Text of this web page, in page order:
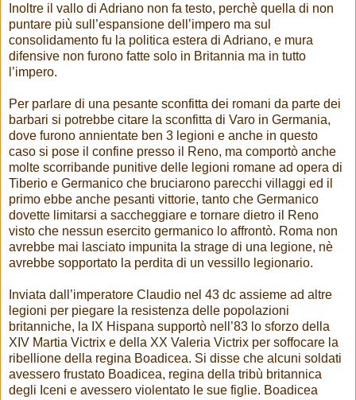
Inoltre il vallo di Adriano non fa testo, perchè quella di non
puntare più sull’espansione dell’impero ma sul
consolidamento fu la politica estera di Adriano, e mura
difensive non furono fatte solo in Britannia ma in tutto
l’impero.
Per parlare di una pesante sconfitta dei romani da parte dei
barbari si potrebbe citare la sconfitta di Varo in Germania,
dove furono annientate ben 3 legioni e anche in questo
caso si pose il confine presso il Reno, ma comportò anche
molte scorribande punitive delle legioni romane ad opera di
Tiberio e Germanico che bruciarono parecchi villaggi ed il
primo ebbe anche pesanti vittorie, tanto che Germanico
dovette limitarsi a saccheggiare e tornare dietro il Reno
visto che nessun esercito germanico lo affrontò. Roma non
avrebbe mai lasciato impunita la strage di una legione, nè
avrebbe sopportato la perdita di un vessillo legionario.
Inviata dall’imperatore Claudio nel 43 dc assieme ad altre
legioni per piegare la resistenza delle popolazioni
britanniche, la IX Hispana supportò nell’83 lo sforzo della
XIV Martia Victrix e della XX Valeria Victrix per soffocare la
ribellione della regina Boadicea. Si disse che alcuni soldati
avessero frustato Boadicea, regina della tribù britannica
degli Iceni e avessero violentato le sue figlie. Boadicea